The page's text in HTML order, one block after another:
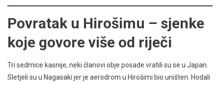
Povratak u Hirošimu – sjenke
koje govore više od riječi
Tri sedmice kasnije, neki članovi obje posade vratili su se u Japan.
Sletjeli su u Nagasaki jer je aerodrom u Hirošimi bio uništen. Hodali